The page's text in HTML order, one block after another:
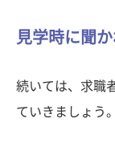
見学時に聞
続いては、求職
ていきましょう。